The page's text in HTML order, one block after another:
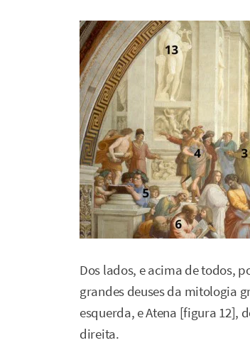
Dos lados, e acima de todos,
grandes deuses da mitologia
esquerda, e Atena [figura 12],
direita.